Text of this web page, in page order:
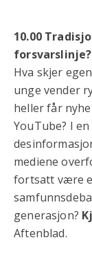
10.00
forsvarslinje?
Hva skjer
unge vender
heller får
YouTube? I
mediene
fortsatt være
generasjon?
Aftenblad.